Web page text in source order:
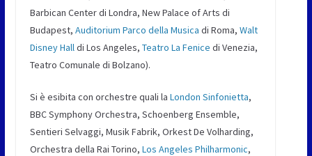
Barbican Center di Londra, New Palace of Arts di
Budapest, Auditorium Parco della Musica di Roma, Walt
Disney Halldi Los Angeles, Teatro La Fenice di Venezia,
Teatro Comunale di Bolzano).
Si è esibita con orchestre quali la London Sinfonietta,
BBC Symphony Orchestra, Schoenberg Ensemble,
Sentieri Selvaggi, Musik Fabrik, Orkest De Volharding,
Orchestra della Rai Torino, Los Angeles Philharmonic,